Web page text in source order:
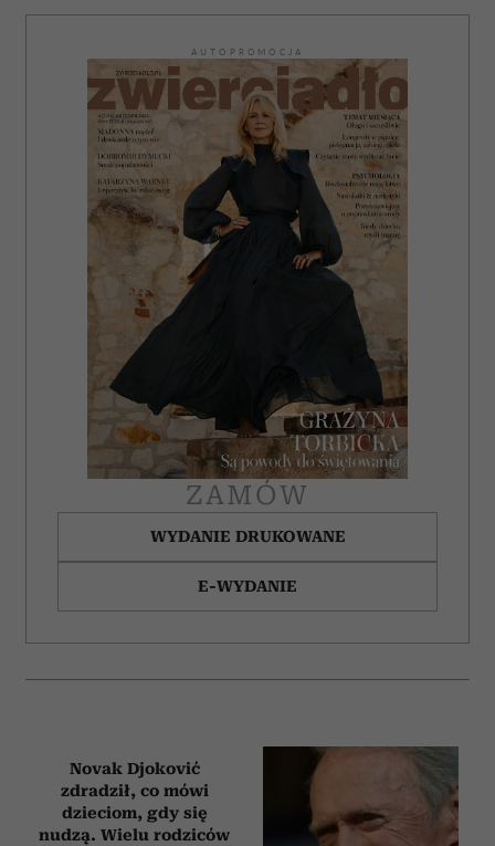
AUTOPROMOCJA
ZAMÓW
WYDANIE DRUKOWANE
E-WYDANIE
Novak Djoković
zdradził, co mówi
dzieciom, gdy się
nudzą. Wielu rodziców